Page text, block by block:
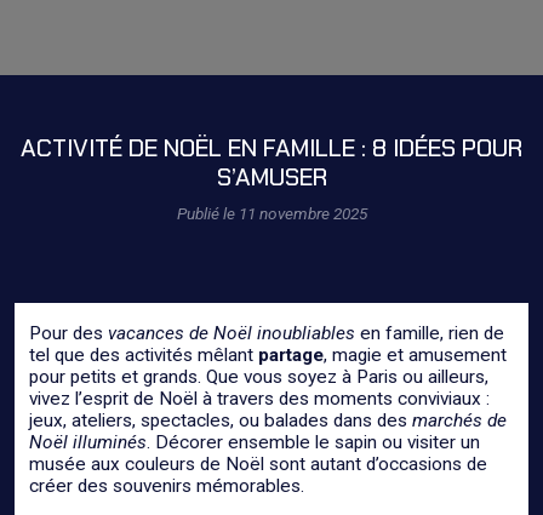
ACTIVITÉ DE NOËL EN FAMILLE : 8 IDÉES POUR
S’AMUSER
Publié le 11 novembre 2025
Pour des vacances de Noël inoubliables en famille, rien de
tel que des activités mêlant partage, magie et amusement
pour petits et grands. Que vous soyez à Paris ou ailleurs,
vivez l’esprit de Noël à travers des moments conviviaux :
jeux, ateliers, spectacles, ou balades dans des marchés de
Noël illuminés. Décorer ensemble le sapin ou visiter un
musée aux couleurs de Noël sont autant d’occasions de
créer des souvenirs mémorables.